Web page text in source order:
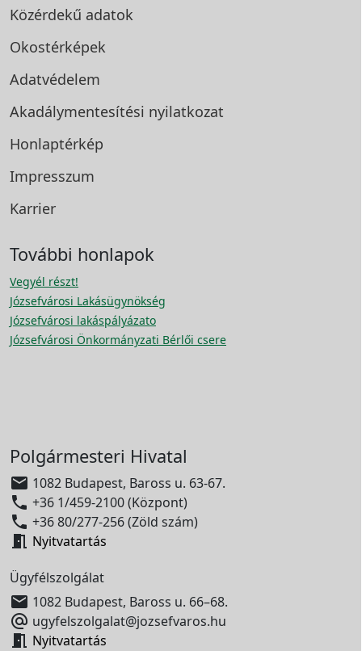
Közérdekű adatok
Okostérképek
Adatvédelem
Akadálymentesítési nyilatkozat
Honlaptérkép
Impresszum
Karrier
További honlapok
Vegyél részt!
Józsefvárosi Lakásügynökség
Józsefvárosi lakáspályázato
Józsefvárosi Önkormányzati Bérlői csere
Polgármesteri Hivatal
 1082 Budapest, Baross u. 63-67.
 +36 1/459-2100 (Központ)
 +36 80/277-256 (Zöld szám)
 Nyitvatartás
Ügyfélszolgálat
 1082 Budapest, Baross u. 66–68.
 ugyfelszolgalat@jozsefvaros.hu
 Nyitvatartás